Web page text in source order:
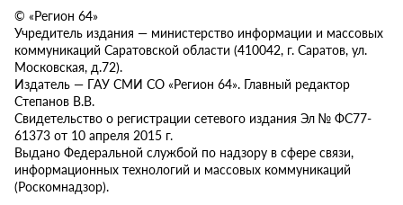
© «Регион 64»
Учредитель издания — министерство информации и массовых
коммуникаций Саратовской области (410042, г. Саратов, ул.
Московская, д.72).
Издатель — ГАУ СМИ СО «Регион 64». Главный редактор
Степанов В.В.
Свидетельство о регистрации сетевого издания Эл № ФС77-
61373 от 10 апреля 2015 г.
Выдано Федеральной службой по надзору в сфере связи,
информационных технологий и массовых коммуникаций
(Роскомнадзор).